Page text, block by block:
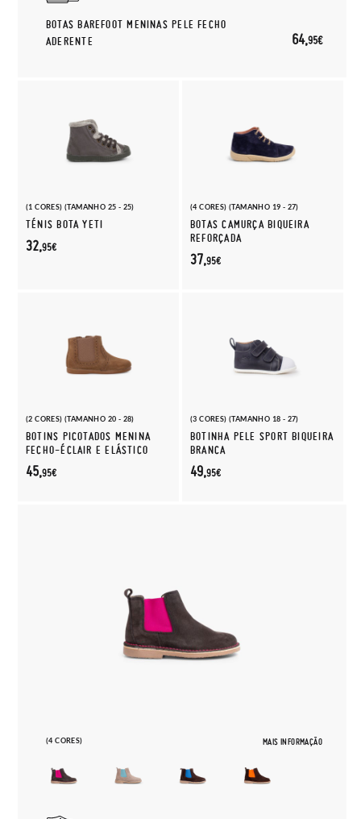
BOTAS BAREFOOT MENINAS PELE FECHO
ADERENTE
64,95€
(1 CORES) (TAMANHO 25 - 25)
TÉNIS BOTA YETI
32,95€
(4 CORES) (TAMANHO 19 - 27)
BOTAS CAMURÇA BIQUEIRA
REFORÇADA
37,95€
(2 CORES) (TAMANHO 20 - 28)
BOTINS PICOTADOS MENINA
FECHO-ÉCLAIR E ELÁSTICO
45,95€
(3 CORES) (TAMANHO 18 - 27)
BOTINHA PELE SPORT BIQUEIRA
BRANCA
49,95€
(4 CORES) MAIS INFORMAÇÃO